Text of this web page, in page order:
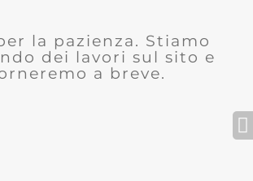
la pazienza. Stiamo
dei lavori sul sito e
a breve.